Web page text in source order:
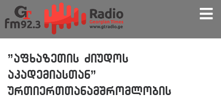
”აფხაზეთის ძიუდოს
აკადემიასთან”
ურთიერთთანამშრომლობის